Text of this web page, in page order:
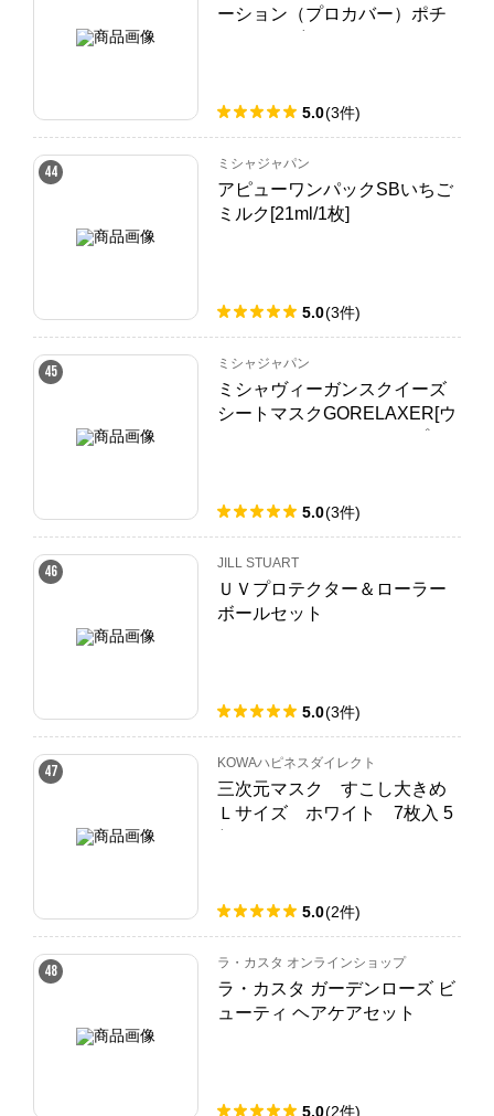
ーション（プロカバー）ポチ
5.0(3件)
44 ミシャジャパン
アピューワンパックSBいちご
ミルク[21ml/1枚]
5.0(3件)
45 ミシャジャパン
ミシャヴィーガンスクイーズ
シートマスクGORELAXER[ウ
5.0(3件)
46 JILL STUART
ＵＶプロテクター＆ローラー
ボールセット
5.0(3件)
47 KOWAハピネスダイレクト
三次元マスク すこし大きめ
Ｌサイズ ホワイト 7枚入 5
5.0(2件)
48 ラ・カスタ オンラインショップ
ラ・カスタ ガーデンローズ ビ
ューティ ヘアケアセット
5.0(2件)